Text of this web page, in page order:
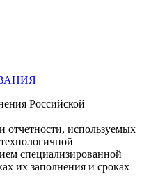
Российской
отчетности, используемых
специализированной
их заполнения и сроках